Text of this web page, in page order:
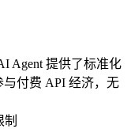
Agent 提供了标准化
与付费 API 经济，无